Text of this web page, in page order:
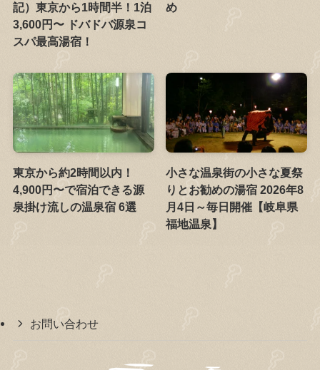
記）東京から1時間半！1泊
3,600円〜 ドバドバ源泉コ
スパ最高湯宿！
め
東京から約2時間以内！
4,900円〜で宿泊できる源
泉掛け流しの温泉宿 6選
小さな温泉街の小さな夏祭
りとお勧めの湯宿 2026年8
月4日～毎日開催【岐阜県
福地温泉】
お問い合わせ